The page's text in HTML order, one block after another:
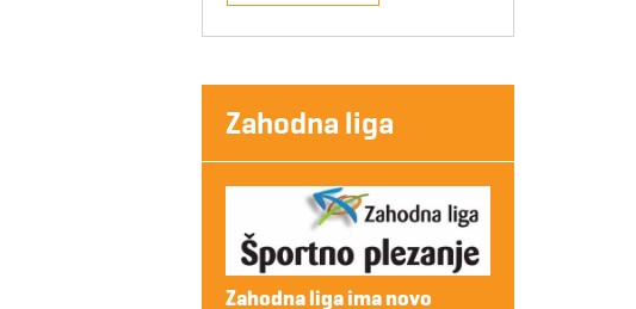
Zahodna liga
Zahodna liga ima novo